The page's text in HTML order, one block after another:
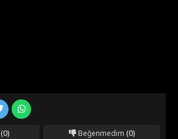
(0) Beğenmedim (0)